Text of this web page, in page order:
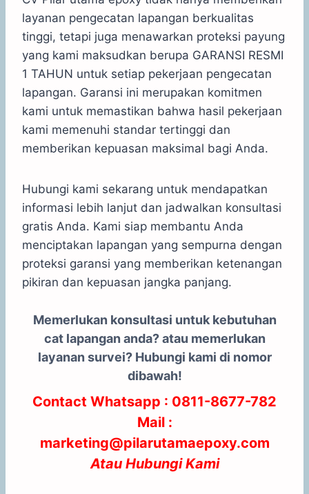
layanan pengecatan lapangan berkualitas
tinggi, tetapi juga menawarkan proteksi payung
yang kami maksudkan berupa GARANSI RESMI
1 TAHUN untuk setiap pekerjaan pengecatan
lapangan. Garansi ini merupakan komitmen
kami untuk memastikan bahwa hasil pekerjaan
kami memenuhi standar tertinggi dan
memberikan kepuasan maksimal bagi Anda.
Hubungi kami sekarang untuk mendapatkan
informasi lebih lanjut dan jadwalkan konsultasi
gratis Anda. Kami siap membantu Anda
menciptakan lapangan yang sempurna dengan
proteksi garansi yang memberikan ketenangan
pikiran dan kepuasan jangka panjang.
Memerlukan konsultasi untuk kebutuhan
cat lapangan anda? atau memerlukan
layanan survei? Hubungi kami di nomor
dibawah!
Contact Whatsapp : 0811-8677-782
Mail :
marketing@pilarutamaepoxy.com
Atau Hubungi Kami